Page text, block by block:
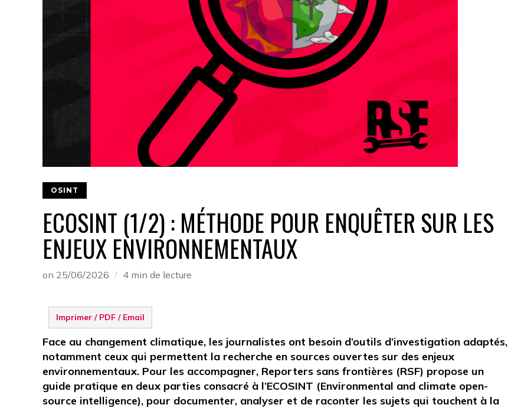
OSINT
ECOSINT (1/2) : MÉTHODE POUR ENQUÊTER SUR LES
ENJEUX ENVIRONNEMENTAUX
on 25/06/2026 4 min de lecture
Imprimer / PDF / Email
Face au changement climatique, les journalistes ont besoin d’outils d’investigation adaptés,
notamment ceux qui permettent la recherche en sources ouvertes sur des enjeux
environnementaux. Pour les accompagner, Reporters sans frontières (RSF) propose un
guide pratique en deux parties consacré à l’ECOSINT (Environmental and climate open-
source intelligence), pour documenter, analyser et de raconter les sujets qui touchent à la